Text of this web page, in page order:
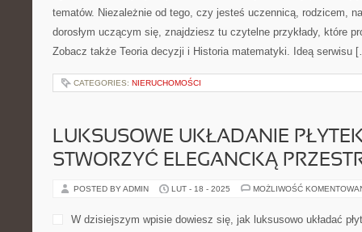
tematów. Niezależnie od tego, czy jesteś uczennicą, rodzicem,
dorosłym uczącym się, znajdziesz tu czytelne przykłady, które
Zobacz także Teoria decyzji i Historia matematyki. Ideą serwisu
CATEGORIES: NIERUCHOMOŚCI
LUKSUSOWE UKŁADANIE
STWORZYĆ ELEGANCKĄ
POSTED BY ADMIN LUT - 18 - 2025 MOŻLIWOŚĆ
W dzisiejszym wpisie dowiesz się, jak luksusowo układać